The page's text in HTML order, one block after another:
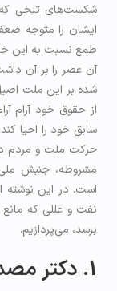
شکست‌های تلخی که
ایشان را متوجه
طمع نسبت به این
آن عصر را بر آن
شده بر این ملت
از حقوق خود آرام
سابق خود را احیا
حرکت ملت و مردم
است. در این
نفت و عللی که
برسد، می‌پردازیم.
1. دکتر مصدق و جایگاه او